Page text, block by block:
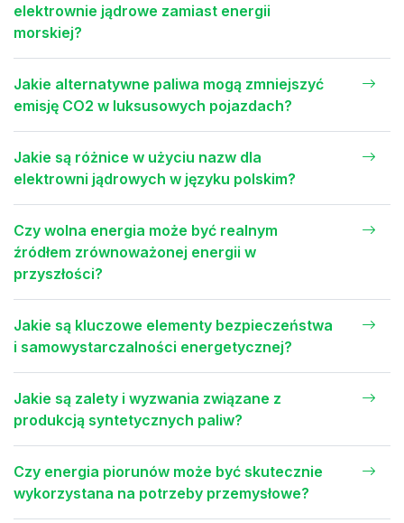
elektrownie jądrowe zamiast energii
morskiej?
Jakie alternatywne paliwa mogą zmniejszyć
emisję CO2 w luksusowych pojazdach?
Jakie są różnice w użyciu nazw dla
elektrowni jądrowych w języku polskim?
Czy wolna energia może być realnym
źródłem zrównoważonej energii w
przyszłości?
Jakie są kluczowe elementy bezpieczeństwa
i samowystarczalności energetycznej?
Jakie są zalety i wyzwania związane z
produkcją syntetycznych paliw?
Czy energia piorunów może być skutecznie
wykorzystana na potrzeby przemysłowe?